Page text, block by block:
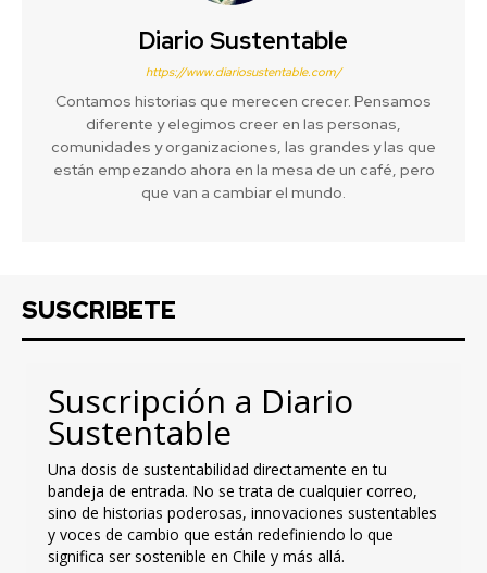
Diario Sustentable
https://www.diariosustentable.com/
Contamos historias que merecen crecer. Pensamos
diferente y elegimos creer en las personas,
comunidades y organizaciones, las grandes y las que
están empezando ahora en la mesa de un café, pero
que van a cambiar el mundo.
SUSCRIBETE
Suscripción a Diario
Sustentable
Una dosis de sustentabilidad directamente en tu
bandeja de entrada. No se trata de cualquier correo,
sino de historias poderosas, innovaciones sustentables
y voces de cambio que están redefiniendo lo que
significa ser sostenible en Chile y más allá.